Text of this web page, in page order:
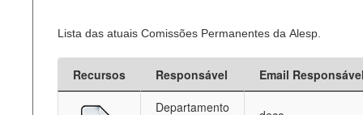
Lista das atuais Comissões Permanentes da Alesp.
Recursos Responsável
Email
Departamento